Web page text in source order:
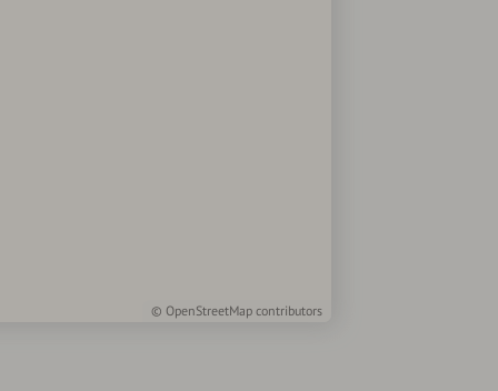
© OpenStreetMap contributors